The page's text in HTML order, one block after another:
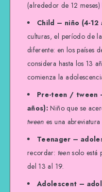
(alrededor de 12 meses)
Child – niño (4-12
culturas, el período de
diferente: en los países
considera hasta los 13
comienza la
Pre-teen / tween
años): Niño que se
tween es una
Teenager –
recordar: teensolo está
del 13 al 19.
Adolescent –